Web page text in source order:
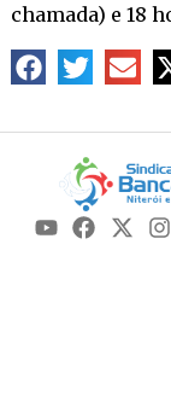
chamada) e 18